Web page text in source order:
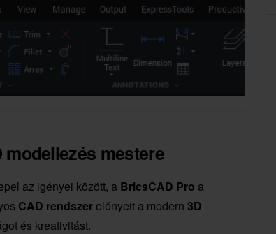
modellezés mestere
az igényei között, a BricsCAD Pro a
CAD rendszer előnyeit a modern 3D
és kreativitást.